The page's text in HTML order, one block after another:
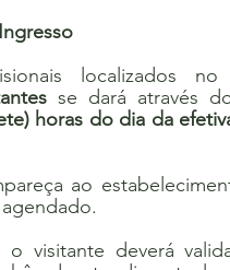
localizados no
se dará através
horas do dia da
ao
visitante deverá